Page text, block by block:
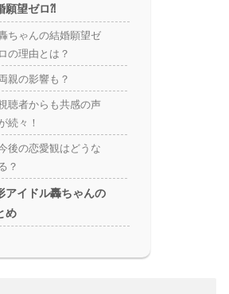
願望ゼロ⁈
ちゃんの結婚願望ゼ
ロの理由とは？
親の影響も？
聴者からも共感の声
続々！
後の恋愛観はどうな
？
アイドル轟ちゃんの
め